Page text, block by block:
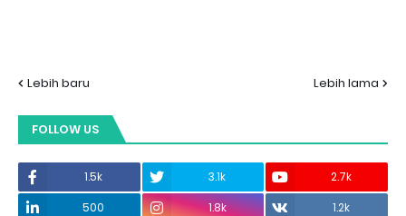
Lebih baru Lebih lama
FOLLOW US
1.5k 3.1k
2.7k
500
1.8k 1.2k